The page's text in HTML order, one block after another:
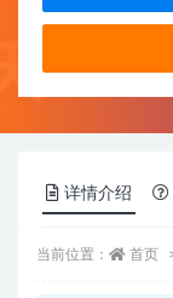
详情介绍
当前位置： 首页